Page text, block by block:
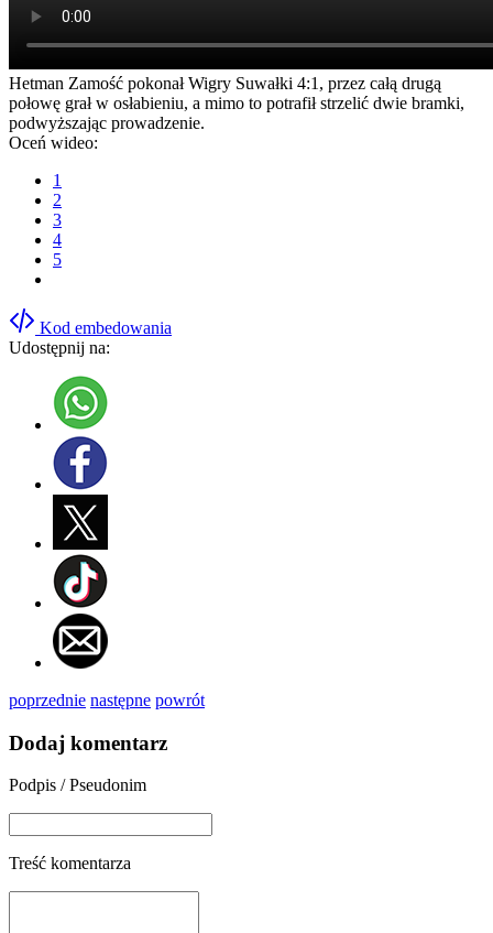
Hetman Zamość pokonał Wigry Suwałki 4:1, przez całą drugą
połowę grał w osłabieniu, a mimo to potrafił strzelić dwie bramki,
podwyższając prowadzenie.
Oceń wideo:
1
2
3
4
5
Kod embedowania
Udostępnij na:
poprzednie następne powrót
Dodaj komentarz
Podpis / Pseudonim
Treść komentarza